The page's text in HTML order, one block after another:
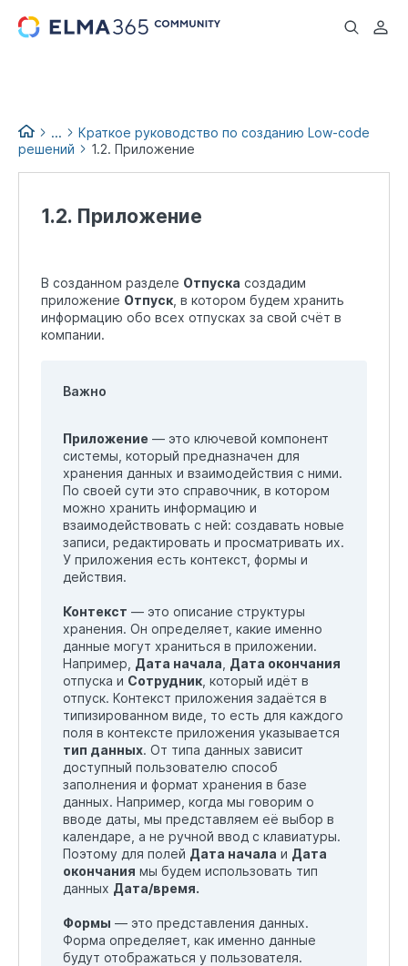
...
...
Краткое руководство по созданию Low-code
решений
1.2. Приложение
1.2. Приложение
В созданном разделе Отпуска создадим
приложение Отпуск , в котором будем хранить
информацию обо всех отпусках за свой счёт в
компании.
Важно
Приложение — это ключевой компонент
системы, который предназначен для
хранения данных и взаимодействия с ними.
По своей сути это справочник, в котором
можно хранить информацию и
взаимодействовать с ней: создавать новые
записи, редактировать и просматривать их.
У приложения есть контекст, формы и
действия.
Контекст — это описание структуры
хранения. Он определяет, какие именно
данные могут храниться в приложении.
Например, Дата начала Дата окончания
отпуска и Сотрудник , который идёт в
отпуск. Контекст приложения задаётся в
типизированном виде, то есть для каждого
поля в контексте приложения указывается
тип данных. От типа данных зависит
доступный пользователю способ
заполнения и формат хранения в базе
данных. Например, когда мы говорим о
вводе даты, мы представляем её выбор в
календаре, а не ручной ввод с клавиатуры.
Поэтому для полей Дата начала и Дата
окончания мы будем использовать тип
данных Дата/время.
Формы — это представления данных.
Форма определяет, как именно данные
будут отображаться у пользователя.